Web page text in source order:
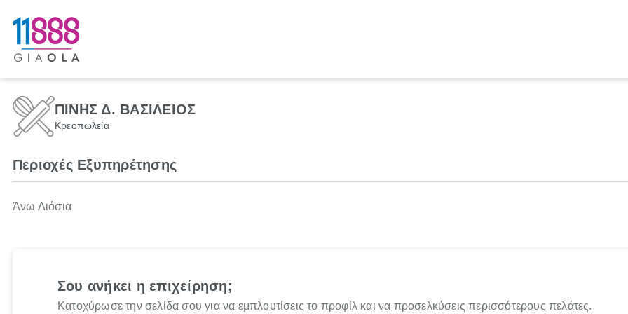
ΠΙΝΗΣ Δ. ΒΑΣΙΛΕΙΟΣ
Κρεοπωλεία
Περιοχές Εξυπηρέτησης
Άνω Λιόσια
Σου ανήκει η επιχείρηση;
Κατοχύρωσε την σελίδα σου για να εμπλουτίσεις το προφίλ και να προσελκύσεις περισσότερους πελάτες.